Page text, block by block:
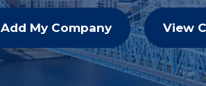
Add My Company View